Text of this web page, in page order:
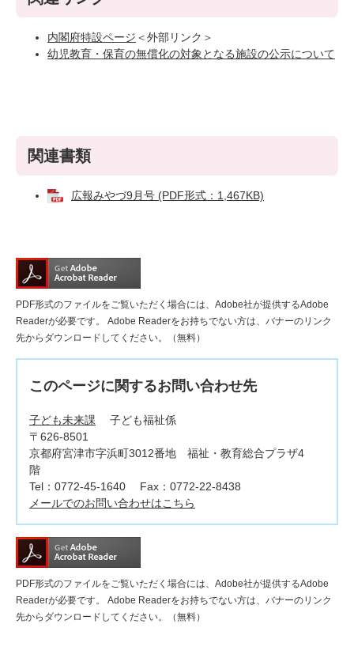
内閣府特設ページ ＜外部リンク＞
幼児教育・保育の無償化の対象となる施設の公示について
関連書類
広報みやづ9月号 (PDF形式：1,467KB)
PDF形式のファイルをご覧いただく場合には、Adobe社が提供するAdobe
Readerが必要です。
Adobe Readerをお持ちでない方は、バナーのリンク
先からダウンロードしてください。（無料）
このページに関するお問い合わせ先
子ども未来課
子ども福祉係
〒626-8501
京都府宮津市字浜町3012番地 福祉・教育総合プラザ4
階
Tel：0772-45-1640
Fax：0772-22-8438
メールでのお問い合わせはこちら
PDF形式のファイルをご覧いただく場合には、Adobe社が提供するAdobe
Readerが必要です。
Adobe Readerをお持ちでない方は、バナーのリンク
先からダウンロードしてください。（無料）